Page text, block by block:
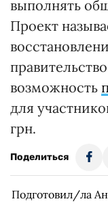
выполнять
Проект
возможность
для
грн.
Поделиться
Подготовил/ла